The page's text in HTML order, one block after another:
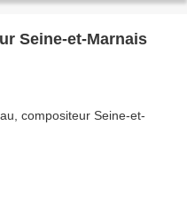
Seine-et-Marnais